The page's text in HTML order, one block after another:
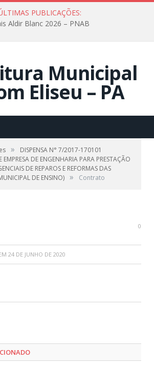
PUBLICAÇÕES:
Aldir Blanc 2026 – PNAB
»
DISPENSA N° 7/2017-170101
DE ENGENHARIA PARA PRESTAÇÃO
DE REPAROS E REFORMAS DAS
DE ENSINO) » Contrato
0
24 DE JUNHO DE 2020